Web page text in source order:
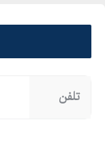
تلفن